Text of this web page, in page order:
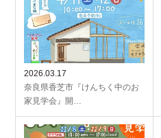
2026.03.17
奈良県香芝市『けんちく中のお
家見学会』開…